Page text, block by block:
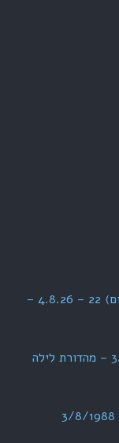
The Rest of מצעד היום (גרסת האלבום) 22 – 4.8.26 –
מצעד היום (גרסת האלבום) 23 – 3.8.26 – מהדורת לילה